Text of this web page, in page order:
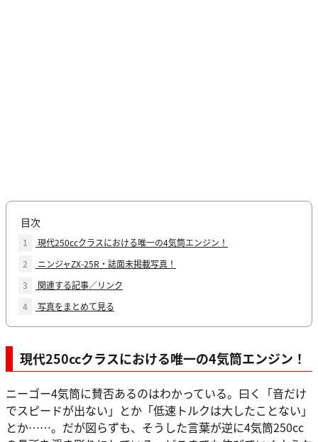
目次
1
現代250ccクラスにおける唯一の4気筒エンジン！
2
ニンジャZX-25R・誌面未掲載写真！
3
関連する記事／リンク
4
写真をまとめて見る
現代250ccクラスにおける唯一の4気筒エンジン！
ニーゴー4気筒に賛否あるのはわかっている。曰く「音だけ
でスピードが出ない」とか「低速トルクは大したことない」
とか……。だが図らずも、そうした言葉が逆に4気筒250cc